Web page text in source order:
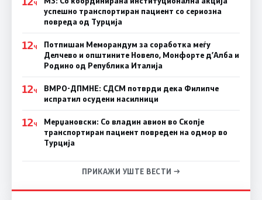
Ч
успешно транспортиран пациент со сериозна
повреда од Турција
12Ч
Потпишан Меморандум за соработка меѓу
Делчево и општините Новело, Монфорте д’Алба и
Родино од Република Италија
12Ч
ВМРО-ДПМНЕ: СДСM потврди дека Филипче
испратил осудени насилници
12Ч
Мерџановски: Со владин авион во Скопје
транспортиран пациент повреден на одмор во
Турција
ПРИКАЖИ УШТЕ ВЕСТИ →